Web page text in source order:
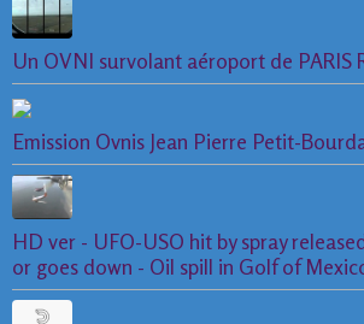
Un OVNI survolant aéroport de PARIS
Emission Ovnis Jean Pierre Petit-
HD ver - UFO-USO hit by spray
or goes down - Oil spill in Golf of